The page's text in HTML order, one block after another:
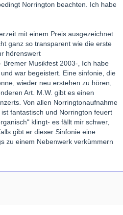
Norrington beachten. Ich habe
mit einem Preis ausgezeichnet
ganz so transparent wie die erste
hörenswert
Musikfest 2003-, Ich habe
war begeistert. Eine sinfonie, die
wieder neu erstehen zu hören,
Art. M.W. gibt es einen
Von allen Norringtonaufnahme
fantastisch und Norrington feuert
klingt- es fällt mir schwer,
gibt er dieser Sinfonie eine
zu einem Nebenwerk verkümmern